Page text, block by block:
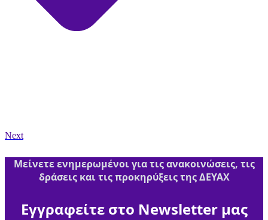
Next
Μείνετε ενημερωμένοι για τις ανακοινώσεις, τις
δράσεις και τις προκηρύξεις της ΔΕΥΑΧ
Εγγραφείτε στο Newsletter μας